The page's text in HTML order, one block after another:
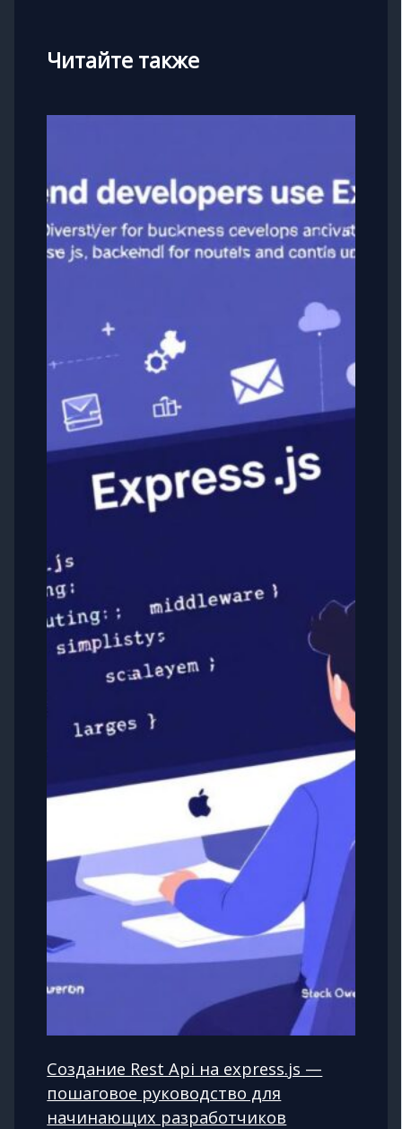
Читайте также
Создание Rest Api на express.js —
пошаговое руководство для
начинающих разработчиков